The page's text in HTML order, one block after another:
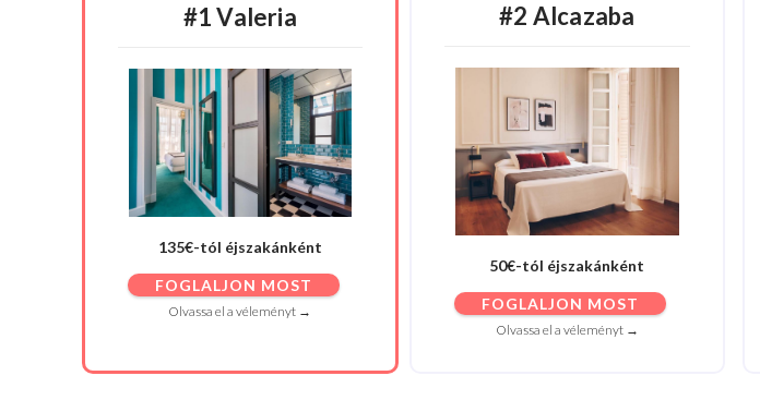
#1 Valeria
135€-tól éjszakánként
FOGLALJON MOST
Olvassa el a véleményt →
#2 Alcazaba
50€-tól éjszakánként
FOGLALJON MOST
Olvassa el a véleményt →